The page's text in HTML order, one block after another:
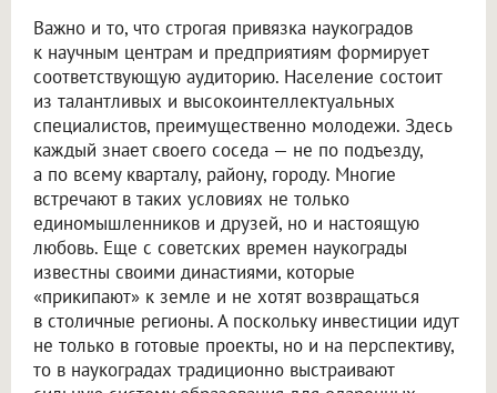
Важно и то, что строгая привязка наукоградов
к научным центрам и предприятиям формирует
соответствующую аудиторию. Население состоит
из талантливых и высокоинтеллектуальных
специалистов, преимущественно молодежи. Здесь
каждый знает своего соседа — не по подъезду,
а по всему кварталу, району, городу. Многие
встречают в таких условиях не только
единомышленников и друзей, но и настоящую
любовь. Еще с советских времен наукограды
известны своими династиями, которые
«прикипают» к земле и не хотят возвращаться
в столичные регионы. А поскольку инвестиции идут
не только в готовые проекты, но и на перспективу,
то в наукоградах традиционно выстраивают